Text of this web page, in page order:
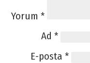
Yorum *
Ad *
E-posta *